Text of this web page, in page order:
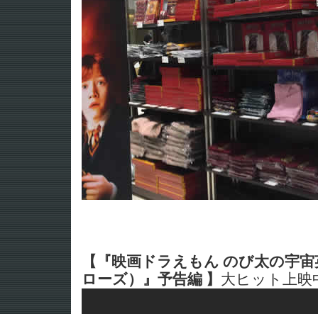
【『映画ドラえもん のび太の宇
ローズ）』予告編 】 大ヒット上映